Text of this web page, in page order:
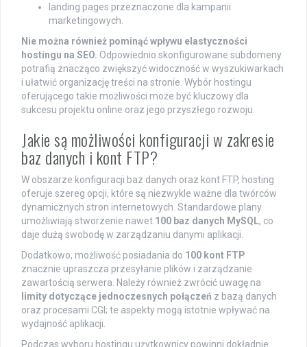
landing pages przeznaczone dla kampanii
marketingowych.
Nie można również pominąć wpływu elastyczności
hostingu na SEO. Odpowiednio skonfigurowane subdomeny
potrafią znacząco zwiększyć widoczność w wyszukiwarkach
i ułatwić organizację treści na stronie. Wybór hostingu
oferującego takie możliwości może być kluczowy dla
sukcesu projektu online oraz jego przyszłego rozwoju.
Jakie są możliwości konfiguracji w zakresie
baz danych i kont FTP?
W obszarze konfiguracji baz danych oraz kont FTP, hosting
oferuje szereg opcji, które są niezwykle ważne dla twórców
dynamicznych stron internetowych. Standardowe plany
umożliwiają stworzenie nawet 100 baz danych MySQL, co
daje dużą swobodę w zarządzaniu danymi aplikacji.
Dodatkowo, możliwość posiadania do 100 kont FTP
znacznie upraszcza przesyłanie plików i zarządzanie
zawartością serwera. Należy również zwrócić uwagę na
limity dotyczące jednoczesnych połączeń z bazą danych
oraz procesami CGI; te aspekty mogą istotnie wpływać na
wydajność aplikacji.
Podczas wyboru hostingu użytkownicy powinni dokładnie